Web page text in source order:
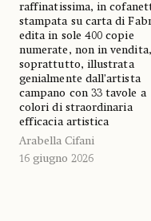
raffinatissima, in
stampata su carta di
edita in sole 400 copie
numerate, non in
soprattutto, illustrata
genialmente dall’artista
campano con 33 tavole a
colori di straordinaria
efficacia artistica
Arabella Cifani
16 giugno 2026